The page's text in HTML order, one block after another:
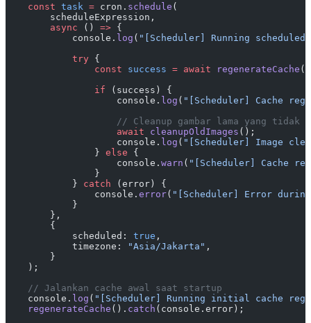
    const
task = cron. schedule (
        scheduleExpression,
        async
() => {
            console.
log ( "[Scheduler] Running
            try
{
                const
success = await regenerateCache
                if
(success) {
                    console.
log ( "[Scheduler] Cache
// Cleanup gambar lama yang tidak
                    await
cleanupOldImages ();
                    console.
log ( "[Scheduler] Image
                }
else {
                    console.
warn ( "[Scheduler] Cache
                }
            }
catch (error) {
                console.
error( "[Scheduler] Error
            }
        },
        {
            scheduled:
true ,
            timezone:
"Asia/Jakarta" ,
        }
    );
    // Jalankan cache awal saat startup
    console.
log ( "[Scheduler] Running initial cache
    regenerateCache
(). catch (console.error);